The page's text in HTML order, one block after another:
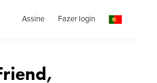
Assine Fazer login